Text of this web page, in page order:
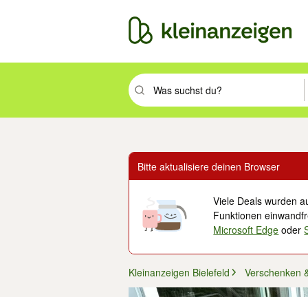
Suchbegriff eingeben. Eingabetaste
Bitte aktualisiere deinen Browser
Viele Deals wurden
Funktionen
Microsoft Edge oder
Kleinanzeigen Bielefeld Verschenken